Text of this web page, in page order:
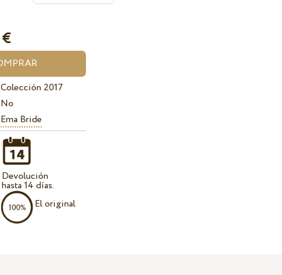
€
Colección 2017
No
Ema Bride
Devolución
hasta 14 días.
El original